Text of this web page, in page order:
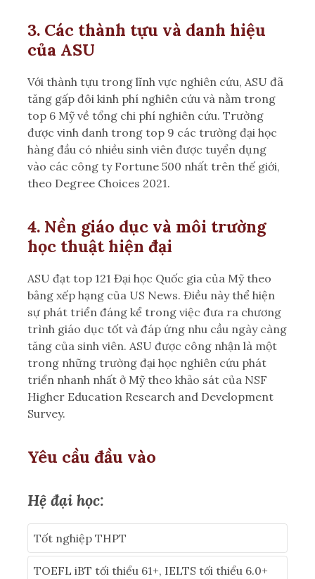
3. Các thành tựu và danh hiệu
của ASU
Với thành tựu trong lĩnh vực nghiên cứu, ASU đã
tăng gấp đôi kinh phí nghiên cứu và nằm trong
top 6 Mỹ về tổng chi phí nghiên cứu. Trường
được vinh danh trong top 9 các trường đại học
hàng đầu có nhiều sinh viên được tuyển dụng
vào các công ty Fortune 500 nhất trên thế giới,
theo Degree Choices 2021.
4. Nền giáo dục và môi trường
học thuật hiện đại
ASU đạt top 121 Đại học Quốc gia của Mỹ theo
bảng xếp hạng của US News. Điều này thể hiện
sự phát triển đáng kể trong việc đưa ra chương
trình giáo dục tốt và đáp ứng nhu cầu ngày càng
tăng của sinh viên. ASU được công nhận là một
trong những trường đại học nghiên cứu phát
triển nhanh nhất ở Mỹ theo khảo sát của NSF
Higher Education Research and Development
Survey.
Yêu cầu đầu vào
Hệ đại học:
Tốt nghiệp THPT
TOEFL iBT tối thiểu 61+, IELTS tối thiểu 6.0+